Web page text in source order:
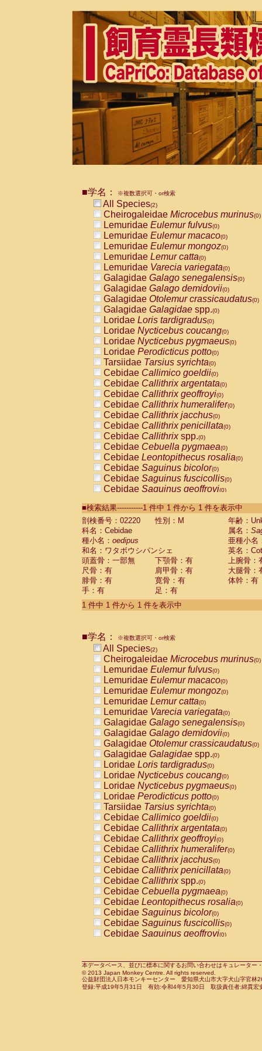
■学名： ※複数選択可・or検索
All Species(2)
Cheirogaleidae Microcebus murinus(0)
Lemuridae Eulemur fulvus(0)
Lemuridae Eulemur macaco(0)
Lemuridae Eulemur mongoz(0)
Lemuridae Lemur catta(0)
Lemuridae Varecia variegata(0)
Galagidae Galago senegalensis(0)
Galagidae Galago demidovii(0)
Galagidae Otolemur crassicaudatus(0)
Galagidae Galagidae spp.(0)
Loridae Loris tardigradus(0)
Loridae Nycticebus coucang(0)
Loridae Nycticebus pygmaeus(0)
Loridae Perodicticus potto(0)
Tarsiidae Tarsius syrichta(0)
Cebidae Callimico goeldii(0)
Cebidae Callithrix argentata(0)
Cebidae Callithrix geoffroyi(0)
Cebidae Callithrix humeralifer(0)
Cebidae Callithrix jacchus(0)
Cebidae Callithrix penicillata(0)
Cebidae Callithrixspp.(0)
Cebidae Cebuella pygmaea(0)
Cebidae Leontopithecus rosalia(0)
Cebidae Saguinus bicolor(0)
Cebidae Saguinus fuscicollis(0)
Cebidae Saguinus geoffroyi(0)
CebidaeSaguinus labiatus(0)
Cebidae Saguinus leucopus (0)
Cebidae
Cebidae
CebidaeSaguinus nigricollis (1)
Cebidae Saguinus oedipus
Cebidae Saguinus weddelli
Cebidae Saguinusspp.
Cebidae Aotus trivirgatus
Cebidae Cebus albifrons
CebidaeCebus nigrivittatus
CebidaeCebus
CebidaeSaimiri boliviensis(0)
CebidaeSaimiri sciureus(0)
AtelidaeAlouatta caraya(0)
AtelidaeAlouatta fusca(0)
AtelidaeAlouatta seniculus
AtelidaeAlouattaspp.(0)
AtelidaeAteles belzebuth(0)
AtelidaeAteles geoffroyi(0)
AtelidaeAteles paniscus(0)
AtelidaeAtelesspp.(0)
Atelidae Lagothrix lagothricha
AtelidaeLagothrix lagothricha cana
PitheciidaeCacajao calvus
PitheciidaeCallicebus cupreus
PitheciidaeCallicebus donacophilus
PitheciidaeCallicebus moloch
PitheciidaeCallicebus torquatus
PitheciidaeCallicebusspp.(0)
PitheciidaeChiropotes satanas(0)
PitheciidaePithecia monachus
PitheciidaePithecia pithecia(0)
CercopithecidaeCercocebus agilis
CercopithecidaeCercocebus
CercopithecidaeCercocebus
CercopithecidaeCercocebus
CercopithecidaeCercocebus
CercopithecidaeCercocebushybrid
CercopithecidaePapio anubis(0)
CercopithecidaePapio cynocephalus
CercopithecidaePapio hamadryas(0)
■検索結果-----------1 件中 1 件から 1 件を表示中
剖検番号：02220
性別：M
年齢：
科名：Cebidae
属名：
種小名： oedipus
亜種小名
和名：ワタボウシパンシェ
英名：
頭蓋骨：一部無
下顎骨：有
上腕骨：
尺骨：有
肩甲骨：有
大腿骨：
腓骨：有
寛骨：有
体幹：有
手：有
足：有
1 件中 1 件から 1 件を表示中
■学名： ※複数選択可・or検索
All Species(2)
Cheirogaleidae Microcebus murinus(0)
Lemuridae Eulemur fulvus(0)
Lemuridae Eulemur macaco(0)
Lemuridae Eulemur mongoz(0)
Lemuridae Lemur catta(0)
Lemuridae Varecia variegata(0)
Galagidae Galago senegalensis(0)
Galagidae Galago demidovii(0)
Galagidae Otolemur crassicaudatus(0)
Galagidae Galagidae spp.(0)
Loridae Loris tardigradus(0)
Loridae Nycticebus coucang(0)
Loridae Nycticebus pygmaeus(0)
Loridae Perodicticus potto(0)
Tarsiidae Tarsius syrichta(0)
Cebidae Callimico goeldii(0)
Cebidae Callithrix argentata(0)
Cebidae Callithrix geoffroyi(0)
Cebidae Callithrix humeralifer(0)
Cebidae Callithrix jacchus(0)
Cebidae Callithrix penicillata(0)
Cebidae Callithrixspp.(0)
Cebidae Cebuella pygmaea(0)
Cebidae Leontopithecus rosalia(0)
Cebidae Saguinus bicolor(0)
Cebidae Saguinus fuscicollis(0)
Cebidae Saguinus geoffroyi(0)
CebidaeSaguinus leucopus(0)
CebidaeSaguinus midas(0)
Cebidae Saguinus mystax(0)
本データベース、並びに標本に関するお問い合わせはキュレータ
© 2013 Japan Monkey Centre. All rights reserved.
公益財団法人日本モンキーセンター 愛知県犬山市大字犬山字官
登録:平成19年5月31日 有効:令和4年5月30日 取扱責任者:綿貫宏